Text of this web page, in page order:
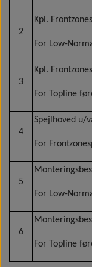
2
Kpl.
For Low-
3
Kpl.
For Topline
4
Spejlhoved u/
For
5
For Low-
6
For Topline